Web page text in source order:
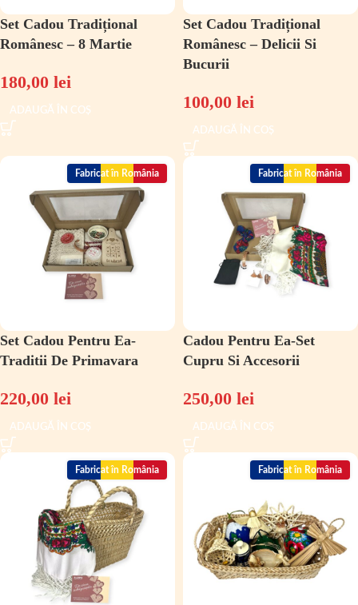
Set Cadou Tradițional
Românesc – 8 Martie
180,00 lei
ADAUGĂ ÎN COȘ
Set Cadou Tradițional
Românesc – Delicii Si
Bucurii
100,00 lei
ADAUGĂ ÎN COȘ
Fabricat în România
Set Cadou Pentru Ea-
Traditii De Primavara
220,00 lei
ADAUGĂ ÎN COȘ
Fabricat în România
Cadou Pentru Ea-Set
Cupru Si Accesorii
250,00 lei
ADAUGĂ ÎN COȘ
Fabricat în România Fabricat în România